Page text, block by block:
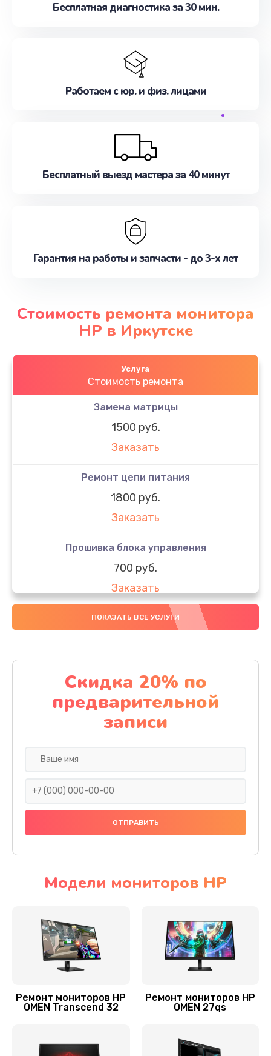
Бесплатная диагностика за 30 мин.
Работаем с юр. и физ. лицами
Бесплатный выезд мастера за 40 минут
Гарантия на работы и запчасти - до 3-х лет
Стоимость ремонта монитора
HP в Иркутске
Услуга
Стоимость ремонта
Замена матрицы
1500 руб.
Заказать
Ремонт цепи питания
1800 руб.
Заказать
Прошивка блока управления
700 руб.
Заказать
Замена электронных компонентов
Заказать
Ремонт блока управления
700 руб.
Заказать
Замена кнопок управления
Ремонт инвертора
Замена платы управления (мат.платы, мейн
1300 руб.
Замена лампы подсветки
ПОКАЗАТЬ ВСЕ УСЛУГИ
Скидка 20% по
предварительной
записи
Модели мониторов HP
Ремонт мониторов HP
OMEN Transcend 32
Ремонт мониторов HP
OMEN 27qs